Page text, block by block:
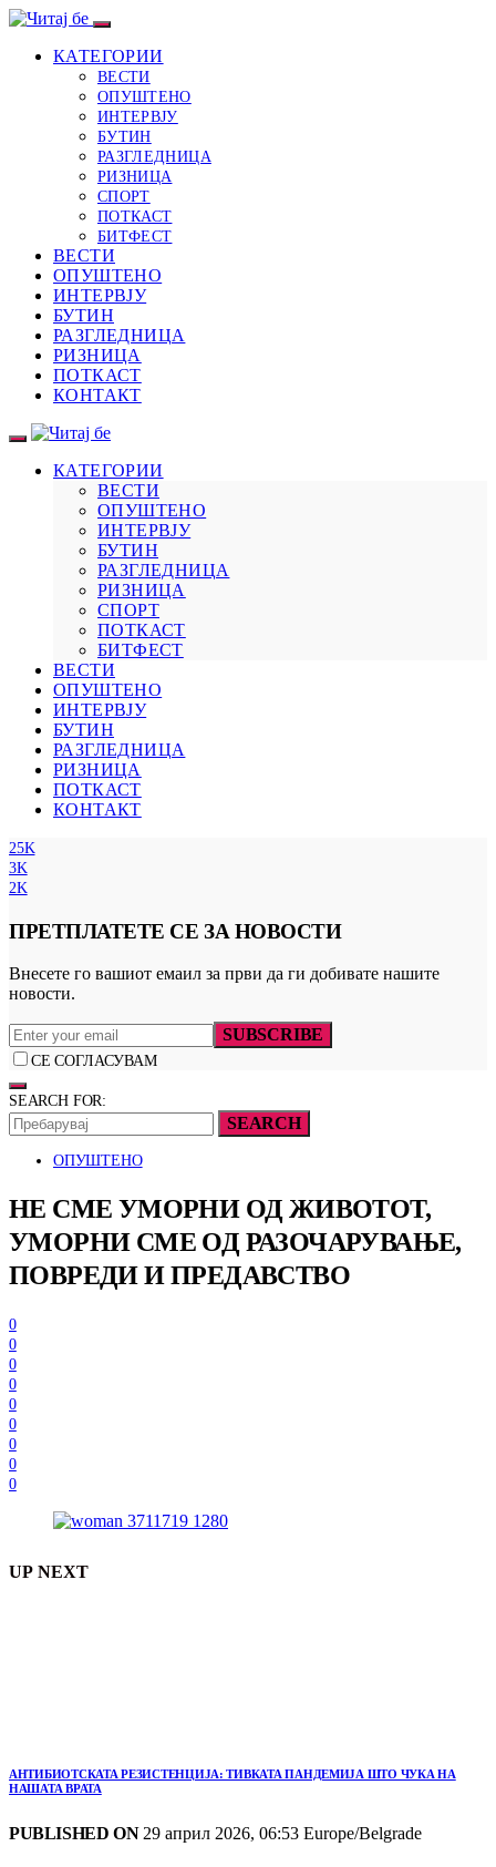
КАТЕГОРИИ
ВЕСТИ
ОПУШТЕНО
ИНТЕРВЈУ
БУТИН
РАЗГЛЕДНИЦА
РИЗНИЦА
СПОРТ
ПОТКАСТ
БИТФЕСТ
ВЕСТИ
ОПУШТЕНО
ИНТЕРВЈУ
БУТИН
РАЗГЛЕДНИЦА
РИЗНИЦА
ПОТКАСТ
КОНТАКТ
КАТЕГОРИИ
ВЕСТИ
ОПУШТЕНО
ИНТЕРВЈУ
БУТИН
РАЗГЛЕДНИЦА
РИЗНИЦА
СПОРТ
ПОТКАСТ
БИТФЕСТ
ВЕСТИ
ОПУШТЕНО
ИНТЕРВЈУ
БУТИН
РАЗГЛЕДНИЦА
РИЗНИЦА
ПОТКАСТ
КОНТАКТ
25K
3K
2K
ПРЕТПЛАТЕТЕ СЕ ЗА НОВОСТИ
Внесете го вашиот емаил за први да ги добивате нашите
новости.
SUBSCRIBE
СЕ СОГЛАСУВАМ
SEARCH FOR:
SEARCH
ОПУШТЕНО
НЕ СМЕ УМОРНИ ОД ЖИВОТОТ,
УМОРНИ СМЕ ОД РАЗОЧАРУВАЊЕ,
ПОВРЕДИ И ПРЕДАВСТВО
0
0
0
0
0
0
0
0
0
UP NEXT
АНТИБИОТСКАТА РЕЗИСТЕНЦИЈА: ТИВКАТА ПАНДЕМИЈА ШТО ЧУКА НА
НАШАТА ВРАТА
PUBLISHED ON29 април 2026, 06:53 Europe/Belgrade